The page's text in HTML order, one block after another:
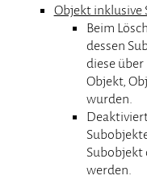
Objekt inklusive
Beim
dessen
diese
Objekt,
wurden.
Subobjekt
werden.